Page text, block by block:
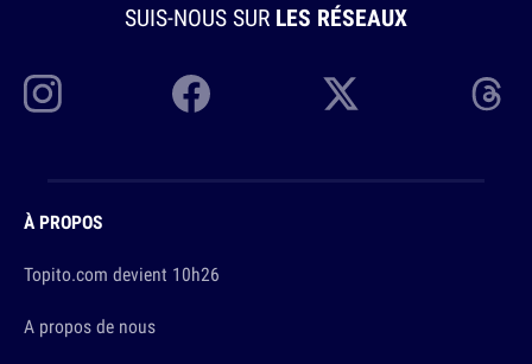
SUIS-NOUS SUR LES RÉSEAUX
À PROPOS
Topito.com devient 10h26
A propos de nous